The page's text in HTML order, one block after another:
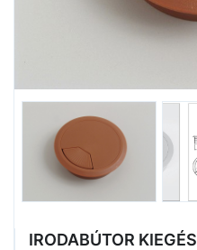
IRODABÚTOR